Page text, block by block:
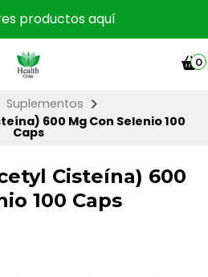
productos aquí
0
Suplementos
600 Mg Con Selenio 100
Caps
Cisteína) 600
100 Caps